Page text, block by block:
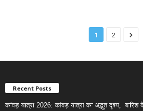
1 2
Recent Posts
कांवड़ यात्रा 2026: कांवड़ यात्रा का अद्भुत दृश्य,